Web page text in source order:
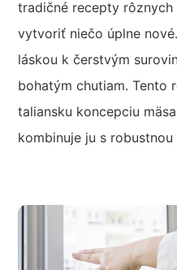
tradičné recepty
vytvoriť niečo úplne
láskou k čerstvým
bohatým chutiam. Tento
taliansku koncepciu
kombinuje ju s robustnou